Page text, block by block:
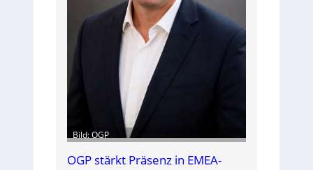
Bild: OGP
OGP stärkt Präsenz in EMEA-